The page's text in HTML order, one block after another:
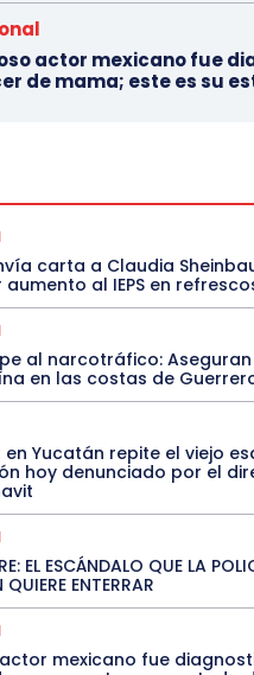
actor mexicano fue
de mama; este es su
carta a Claudia
aumento al IEPS en
al narcotráfico: Aseguran
en las costas de
Yucatán repite el viejo
hoy denunciado por el
EL ESCÁNDALO QUE LA
ENTERRAR
mexicano fue